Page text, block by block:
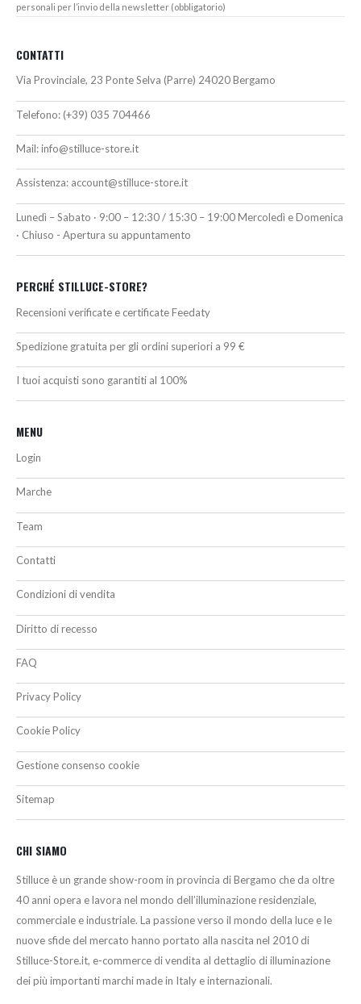
personali per l’invio della newsletter (obbligatorio)
CONTATTI
Via Provinciale, 23 Ponte Selva (Parre) 24020 Bergamo
Telefono: (+39) 035 704466
Mail:info@stilluce-store.it
Assistenza: account@stilluce-store.it
Lunedì – Sabato · 9:00 – 12:30 / 15:30 – 19:00 Mercoledì e Domenica
· Chiuso - Apertura su appuntamento
PERCHÉ STILLUCE-STORE?
Recensioni verificate e certificate Feedaty
Spedizione gratuita per gli ordini superiori a 99 €
I tuoi acquisti sono garantiti al 100%
MENU
Login
Marche
Team
Contatti
Condizioni di vendita
Diritto di recesso
FAQ
Privacy Policy
Cookie Policy
Gestione consenso cookie
Sitemap
CHI SIAMO
Stilluce è un grande show-room in provincia di Bergamo che da oltre
40 anni opera e lavora nel mondo dell’illuminazione residenziale,
commerciale e industriale. La passione verso il mondo della luce e le
nuove sfide del mercato hanno portato alla nascita nel 2010 di
Stilluce-Store.it, e-commerce di vendita al dettaglio di illuminazione
dei più importanti marchi made in Italy e internazionali.